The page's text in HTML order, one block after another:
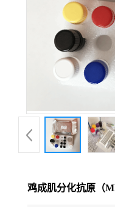
鸡成肌分化抗原（